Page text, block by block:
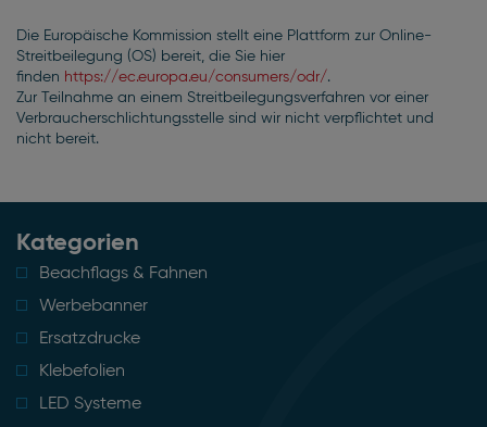
Die Europäische Kommission stellt eine Plattform zur Online-
Streitbeilegung (OS) bereit, die Sie hier
finden https://ec.europa.eu/consumers/odr/.
Zur Teilnahme an einem Streitbeilegungsverfahren vor einer
Verbraucherschlichtungsstelle sind wir nicht verpflichtet und
nicht bereit.
Kategorien
Beachflags & Fahnen
Werbebanner
Ersatzdrucke
Klebefolien
LED Systeme